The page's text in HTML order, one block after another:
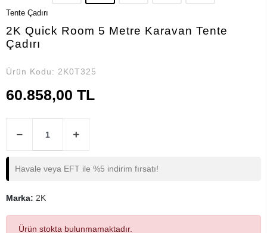
Tente Çadırı
2K Quick Room 5 Metre Karavan Tente
Çadırı
Ürün Kodu: 2K0T325
60.858,00 TL
Havale veya EFT ile %5 indirim fırsatı!
Marka: 2K
Ürün stokta bulunmamaktadır.